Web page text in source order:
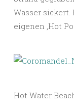
Wasser sickert.
eigenen ‚Hot
Hot Water